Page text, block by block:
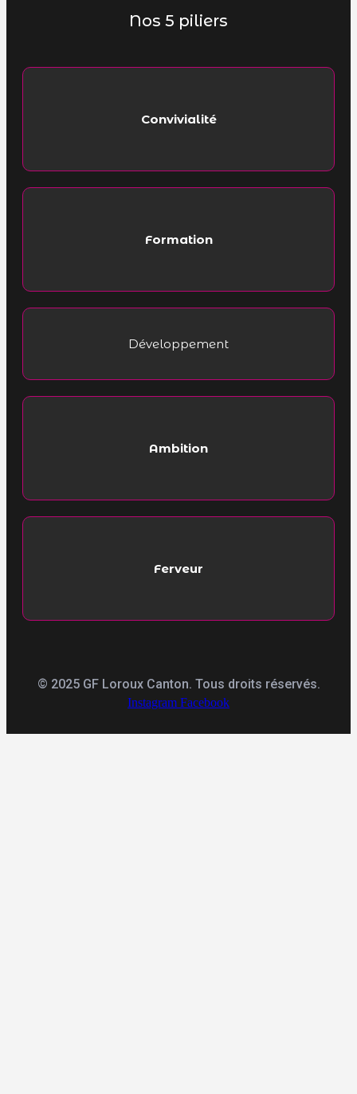
Nos 5 piliers
Convivialité
Formation
Développement
Ambition
Ferveur
© 2025 GF Loroux Canton. Tous droits réservés.
Instagram Facebook